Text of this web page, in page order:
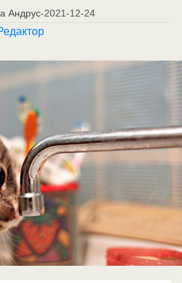
Андрус-2021-12-24